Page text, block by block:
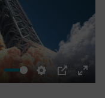
Settings
PIP
Enter